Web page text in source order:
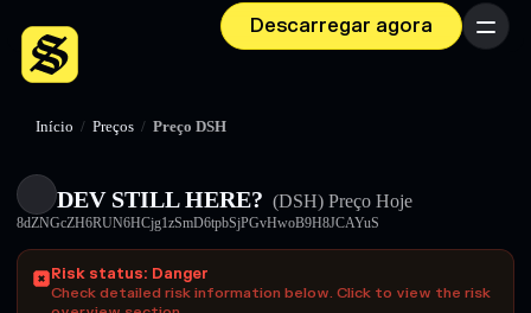
Descarregar agora Menu
Início / Preços / Preço DSH
DEV STILL HERE? (DSH) Preço Hoje
8dZNGcZH6RUN6HCjg1zSmD6tpbSjPGvHwoB9H8JCAYuS
Risk status: Danger
Check detailed risk information below. Click to view the risk